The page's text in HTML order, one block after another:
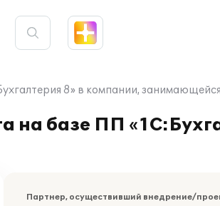
8» в компании,
на базе ПП
Партнер, осуществивший внедрение/